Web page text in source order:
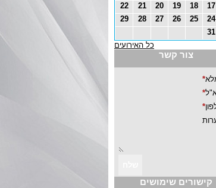
17
18
19
20
21
22
24
25
26
27
28
29
31
כל האירועים
צור קשר
קישורים שימושים